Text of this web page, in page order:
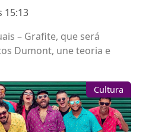
15:13
– Grafite, que será
Dumont, une teoria e
Cultura